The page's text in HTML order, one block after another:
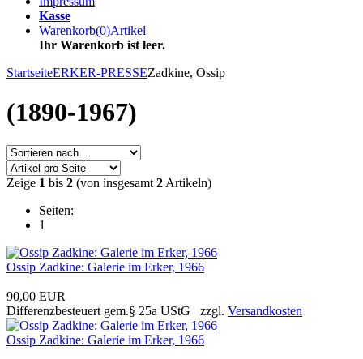
Kasse
Warenkorb(0)Artikel
Ihr Warenkorb ist leer.
StartseiteERKER-PRESSEZadkine, Ossip
(1890-1967)
Zeige 1 bis 2 (von insgesamt 2 Artikeln)
Seiten:
1
Ossip Zadkine: Galerie im Erker, 1966
90,00 EUR
Differenzbesteuert gem.§ 25a UStG zzgl. Versandkosten
Ossip Zadkine: Galerie im Erker, 1966